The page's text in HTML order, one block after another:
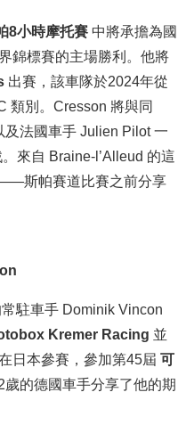
8小時摩托賽 中將承擔為國
錦標賽的主場勝利。他將
出賽，該車隊於2024年從
類別。Cresson 將與同
及法國車手 Julien Pilot 一
來自 Braine-l’Alleud 的這
斯帕賽道比賽之前分享
駐車手 Dominik Vincon
Kremer Racing 並
日本參賽，參加第45屆 可
歲的德國車手分享了他的期